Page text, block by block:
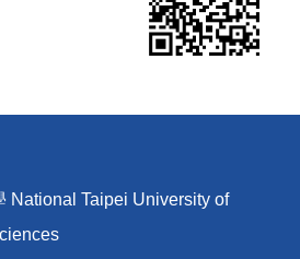
National Taipei University of